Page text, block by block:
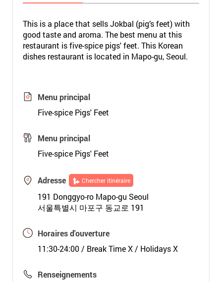
This is a place that sells Jokbal (pig’s feet) with
good taste and aroma. The best menu at this
restaurant is five-spice pigs' feet. This Korean
dishes restaurant is located in Mapo-gu, Seoul.
Menu principal
Five-spice Pigs' Feet
Menu principal
Five-spice Pigs' Feet
Adresse Chercher itinéraire
191 Donggyo-ro Mapo-gu Seoul
서울특별시 마포구 동교로 191
Horaires d'ouverture
11:30-24:00 / Break Time X / Holidays X
Renseignements